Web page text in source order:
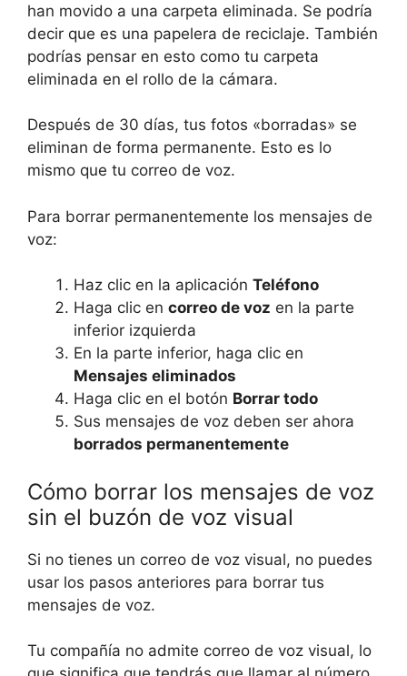
han movido a una carpeta eliminada. Se podría
decir que es una papelera de reciclaje. También
podrías pensar en esto como tu carpeta
eliminada en el rollo de la cámara.
Después de 30 días, tus fotos «borradas» se
eliminan de forma permanente. Esto es lo
mismo que tu correo de voz.
Para borrar permanentemente los mensajes de
voz:
Haz clic en la aplicación Teléfono
Haga clic en correo de voz en la parte
inferior izquierda
En la parte inferior, haga clic en
Mensajes eliminados
Haga clic en el botón Borrar todo
Sus mensajes de voz deben ser ahora
borrados permanentemente
Cómo borrar los mensajes de voz
sin el buzón de voz visual
Si no tienes un correo de voz visual, no puedes
usar los pasos anteriores para borrar tus
mensajes de voz.
Tu compañía no admite correo de voz visual, lo